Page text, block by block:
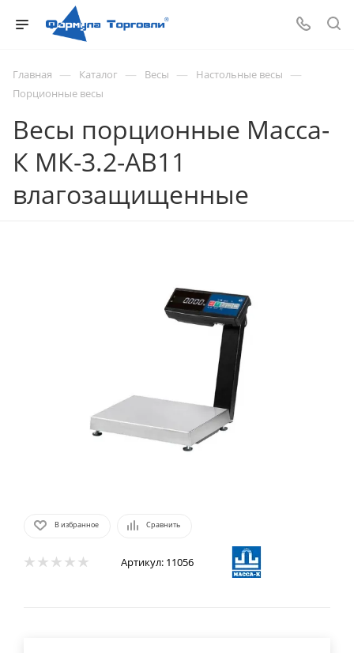
Главная — Каталог — Весы — Настольные весы —
Порционные весы
Весы порционные Масса-
К МК-3.2-АВ11
влагозащищенные
В избранное Сравнить
Артикул: 11056